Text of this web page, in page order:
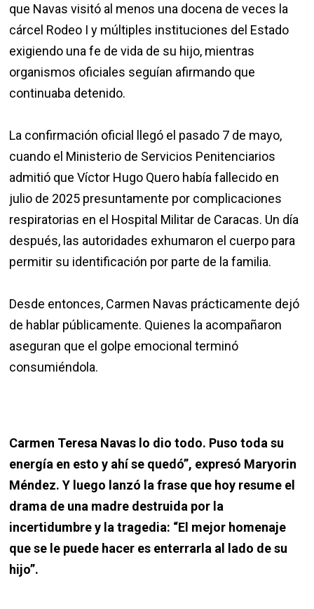
que Navas visitó al menos una docena de veces la
cárcel Rodeo I y múltiples instituciones del Estado
exigiendo una fe de vida de su hijo, mientras
organismos oficiales seguían afirmando que
continuaba detenido.
La confirmación oficial llegó el pasado 7 de mayo,
cuando el Ministerio de Servicios Penitenciarios
admitió que Víctor Hugo Quero había fallecido en
julio de 2025 presuntamente por complicaciones
respiratorias en el Hospital Militar de Caracas. Un día
después, las autoridades exhumaron el cuerpo para
permitir su identificación por parte de la familia.
Desde entonces, Carmen Navas prácticamente dejó
de hablar públicamente. Quienes la acompañaron
aseguran que el golpe emocional terminó
consumiéndola.
Carmen Teresa Navas lo dio todo. Puso toda su
energía en esto y ahí se quedó”, expresó Maryorin
Méndez. Y luego lanzó la frase que hoy resume el
drama de una madre destruida por la
incertidumbre y la tragedia: “El mejor homenaje
que se le puede hacer es enterrarla al lado de su
hijo”.